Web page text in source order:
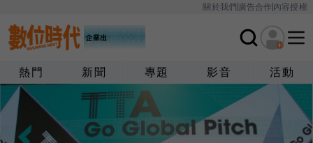
關於我們廣告合作內容授權
熱門 新聞 專題 影音 活動